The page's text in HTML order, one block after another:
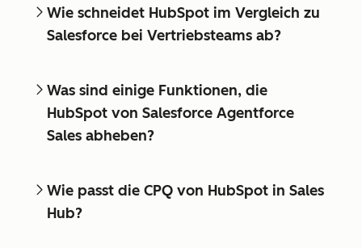
Wie schneidet HubSpot im Vergleich zu
Salesforce bei Vertriebsteams ab?
Was sind einige Funktionen, die
HubSpot von Salesforce Agentforce
Sales abheben?
Wie passt die CPQ von HubSpot in Sales
Hub?